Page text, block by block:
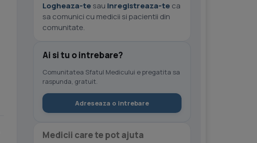
Logheaza-te sau inregistreaza-te ca
sa comunici cu medicii si pacientii din
comunitate.
Ai si tu o intrebare?
Comunitatea Sfatul Medicului e pregatita sa
raspunda, gratuit.
Adreseaza o intrebare
Medicii care te pot ajuta